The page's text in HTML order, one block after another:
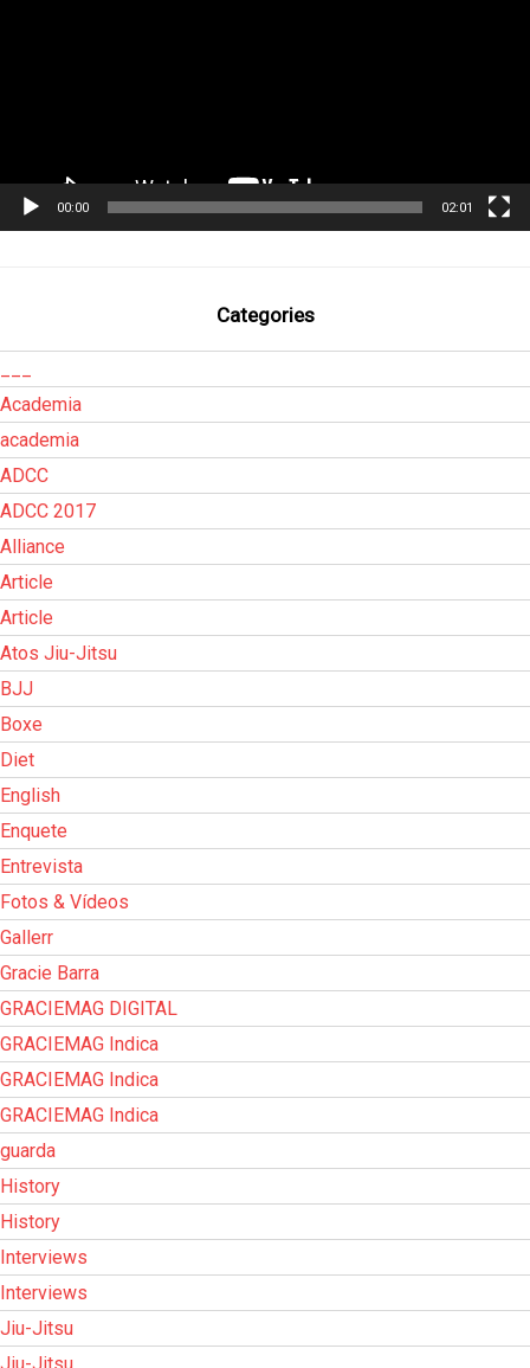
00:00 02:01
Categories
Academia
academia
ADCC
ADCC 2017
Alliance
Article
Article
Atos Jiu-Jitsu
BJJ
Boxe
Diet
English
Enquete
Entrevista
Fotos & Vídeos
Gallerr
Gracie Barra
GRACIEMAG DIGITAL
GRACIEMAG Indica
GRACIEMAG Indica
GRACIEMAG Indica
guarda
History
History
Interviews
Interviews
Jiu-Jitsu